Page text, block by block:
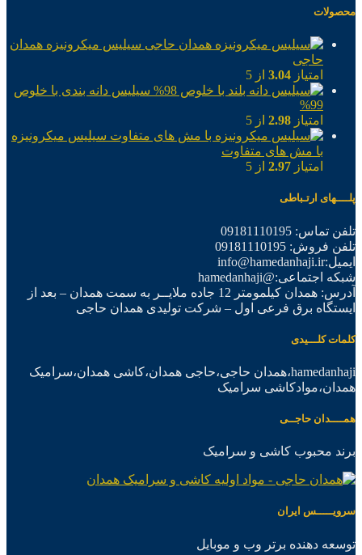
محصولات
سیلیس میکرونیزه همدان
حاجی
امتیاز 3.04 از 5
سیلیس دانه بندی با خلوص
99%
امتیاز 2.98 از 5
سیلیس میکرونیزه
با مش های متفاوت
امتیاز 2.97 از 5
پلــــهای ارتـباطی
تلفن تماس: 09181110195
تلفن فروش: 09181110195
ایمیل:info@hamedanhaji.ir
شبکه اجتماعی:@hamedanhaji
آدرس: همدان کیلمومتر 12 جاده ملایــر به سمت همدان – بعد از
ایستگاه برق فرعی اول – شرکت تولیدی همدان حاجی
کلمات کلـــیدی
hamedanhaji،همدان حاجی،حاجی همدان،کاشی همدان،سرامیک
همدان،موادکاشی سرامیک
همــــدان حاجــی
برند محبوب کاشی و سرامیک
سرویـــــس ایران
توسعه دهنده برتر وب و موبایل